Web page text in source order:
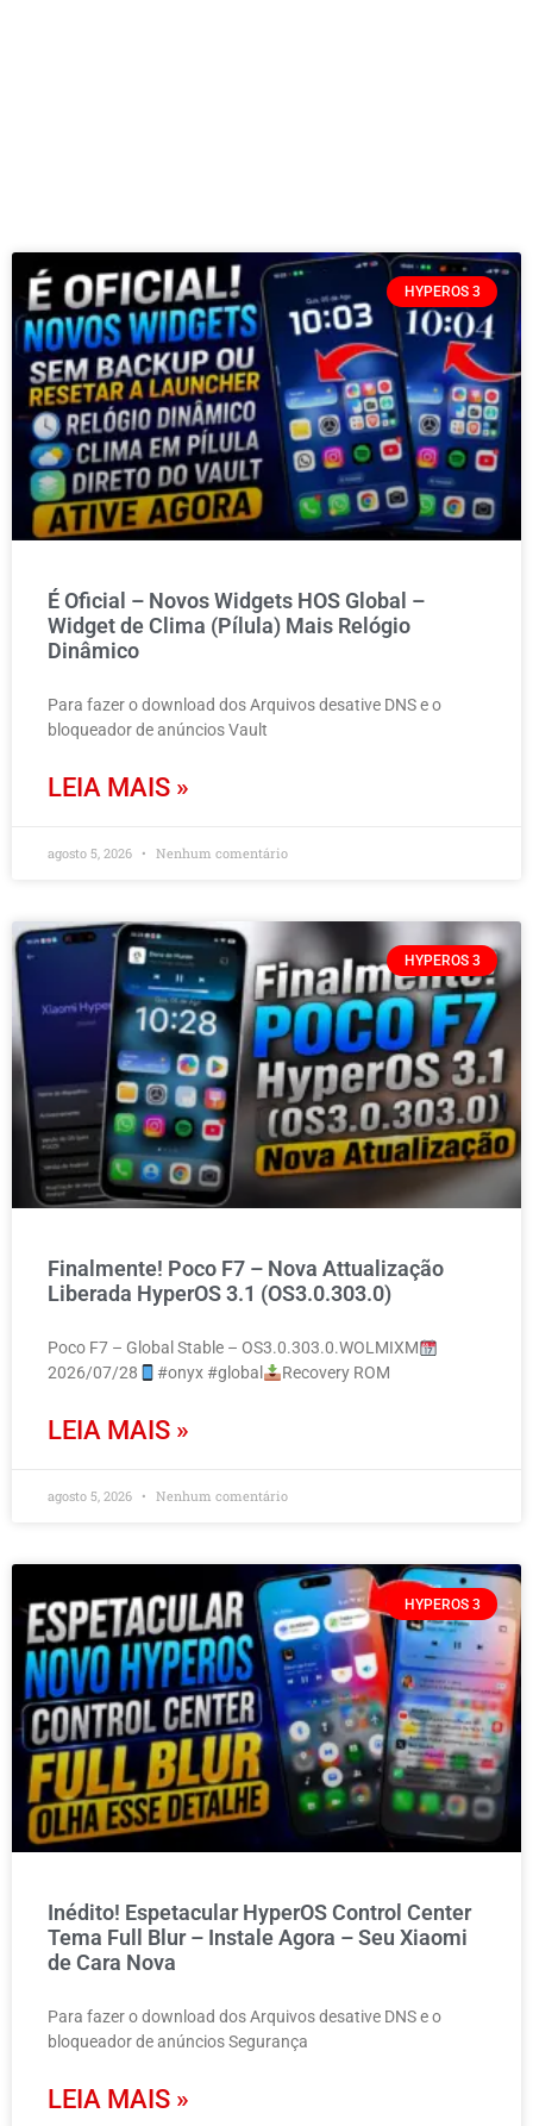
HYPEROS 3
É Oficial – Novos Widgets HOS Global –
Widget de Clima (Pílula) Mais Relógio
Dinâmico
Para fazer o download dos Arquivos desative DNS e o
bloqueador de anúncios Vault
LEIA MAIS »
agosto 5, 2026 Nenhum comentário
HYPEROS 3
Finalmente! Poco F7 – Nova Attualização
Liberada HyperOS 3.1 (OS3.0.303.0)
Poco F7 – Global Stable – OS3.0.303.0.WOLMIXM
2026/07/28
#onyx #global Recovery ROM
LEIA MAIS »
agosto 5, 2026 Nenhum comentário
HYPEROS 3
Inédito! Espetacular HyperOS Control Center
Tema Full Blur – Instale Agora – Seu Xiaomi
de Cara Nova
Para fazer o download dos Arquivos desative DNS e o
bloqueador de anúncios Segurança
LEIA MAIS »